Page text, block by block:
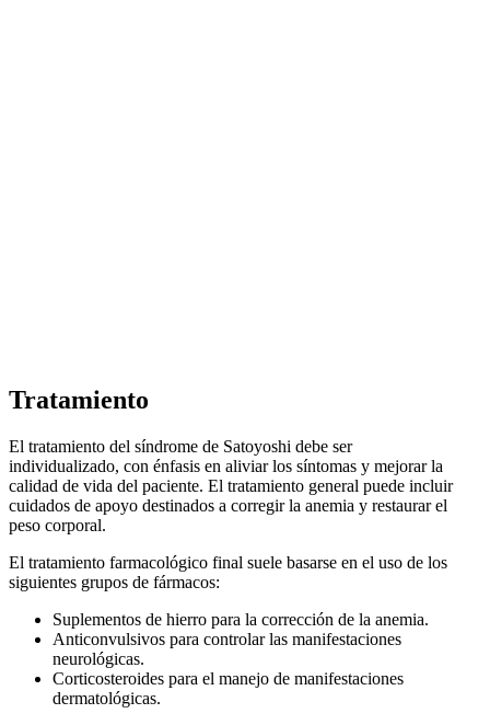
Tratamiento
El tratamiento del síndrome de Satoyoshi debe ser
individualizado, con énfasis en aliviar los síntomas y mejorar la
calidad de vida del paciente. El tratamiento general puede incluir
cuidados de apoyo destinados a corregir la anemia y restaurar el
peso corporal.
El tratamiento farmacológico final suele basarse en el uso de los
siguientes grupos de fármacos:
Suplementos de hierro para la corrección de la anemia.
Anticonvulsivos para controlar las manifestaciones
neurológicas.
Corticosteroides para el manejo de manifestaciones
dermatológicas.